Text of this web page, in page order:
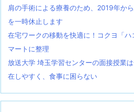
肩の手術による療養のため、2019年か
を一時休止します
在宅ワークの移動を快適に！コクヨ「
マートに整理
放送大学 埼玉学習センターの面接授業
在しやすく、食事に困らない